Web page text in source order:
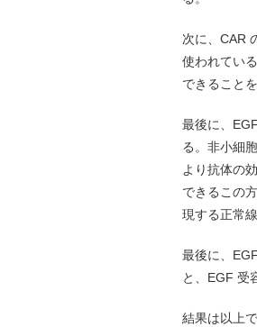
次に、CAR
使われてい
できること
最後に、
る。非小細
より抗体の
できるこの
現する正常
最後に、
と、EGF 受
結果は以上